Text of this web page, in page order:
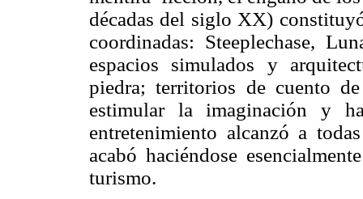
décadas del siglo XX)
coordinadas: Steeplechase,
espacios simulados y
piedra; territorios de cuento
estimular la imaginación y
entretenimiento alcanzó a
acabó haciéndose
turismo.